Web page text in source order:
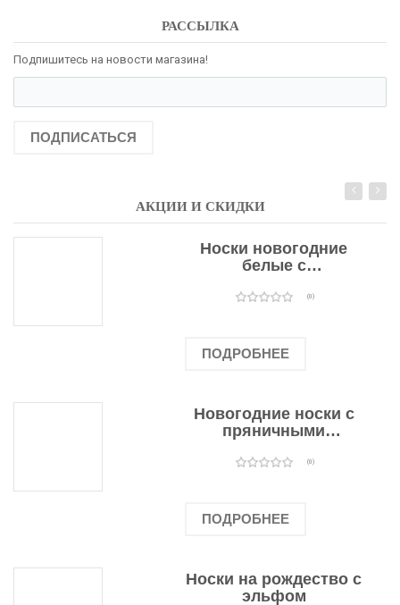
РАССЫЛКА
Подпишитесь на новости магазина!
ПОДПИСАТЬСЯ
АКЦИИ И СКИДКИ
Носки новогодние
белые с
оленями(0)
ПОДРОБНЕЕ
Новогодние носки с
пряничными
(0)
ПОДРОБНЕЕ
Носки на рождество с
эльфом